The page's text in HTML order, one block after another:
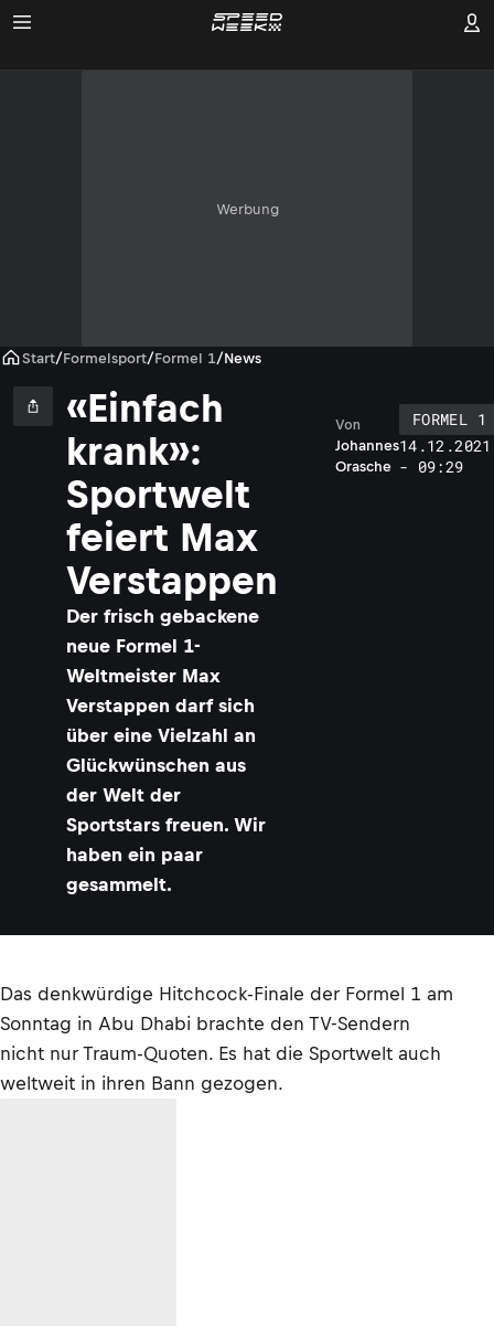
Werbung
Start/Formelsport/Formel 1/News
«Einfach
krank»:
Sportwelt
feiert Max
Verstappen
Der frisch gebackene
neue Formel 1-
Weltmeister Max
Verstappen darf sich
über eine Vielzahl an
Glückwünschen aus
der Welt der
Sportstars freuen. Wir
haben ein paar
gesammelt.
Johannes
Orasche
Von
FORMEL 1
14.12.2021
- 09:29
Das denkwürdige Hitchcock-Finale der Formel 1 am
Sonntag in Abu Dhabi brachte den TV-Sendern
nicht nur Traum-Quoten. Es hat die Sportwelt auch
weltweit in ihren Bann gezogen.